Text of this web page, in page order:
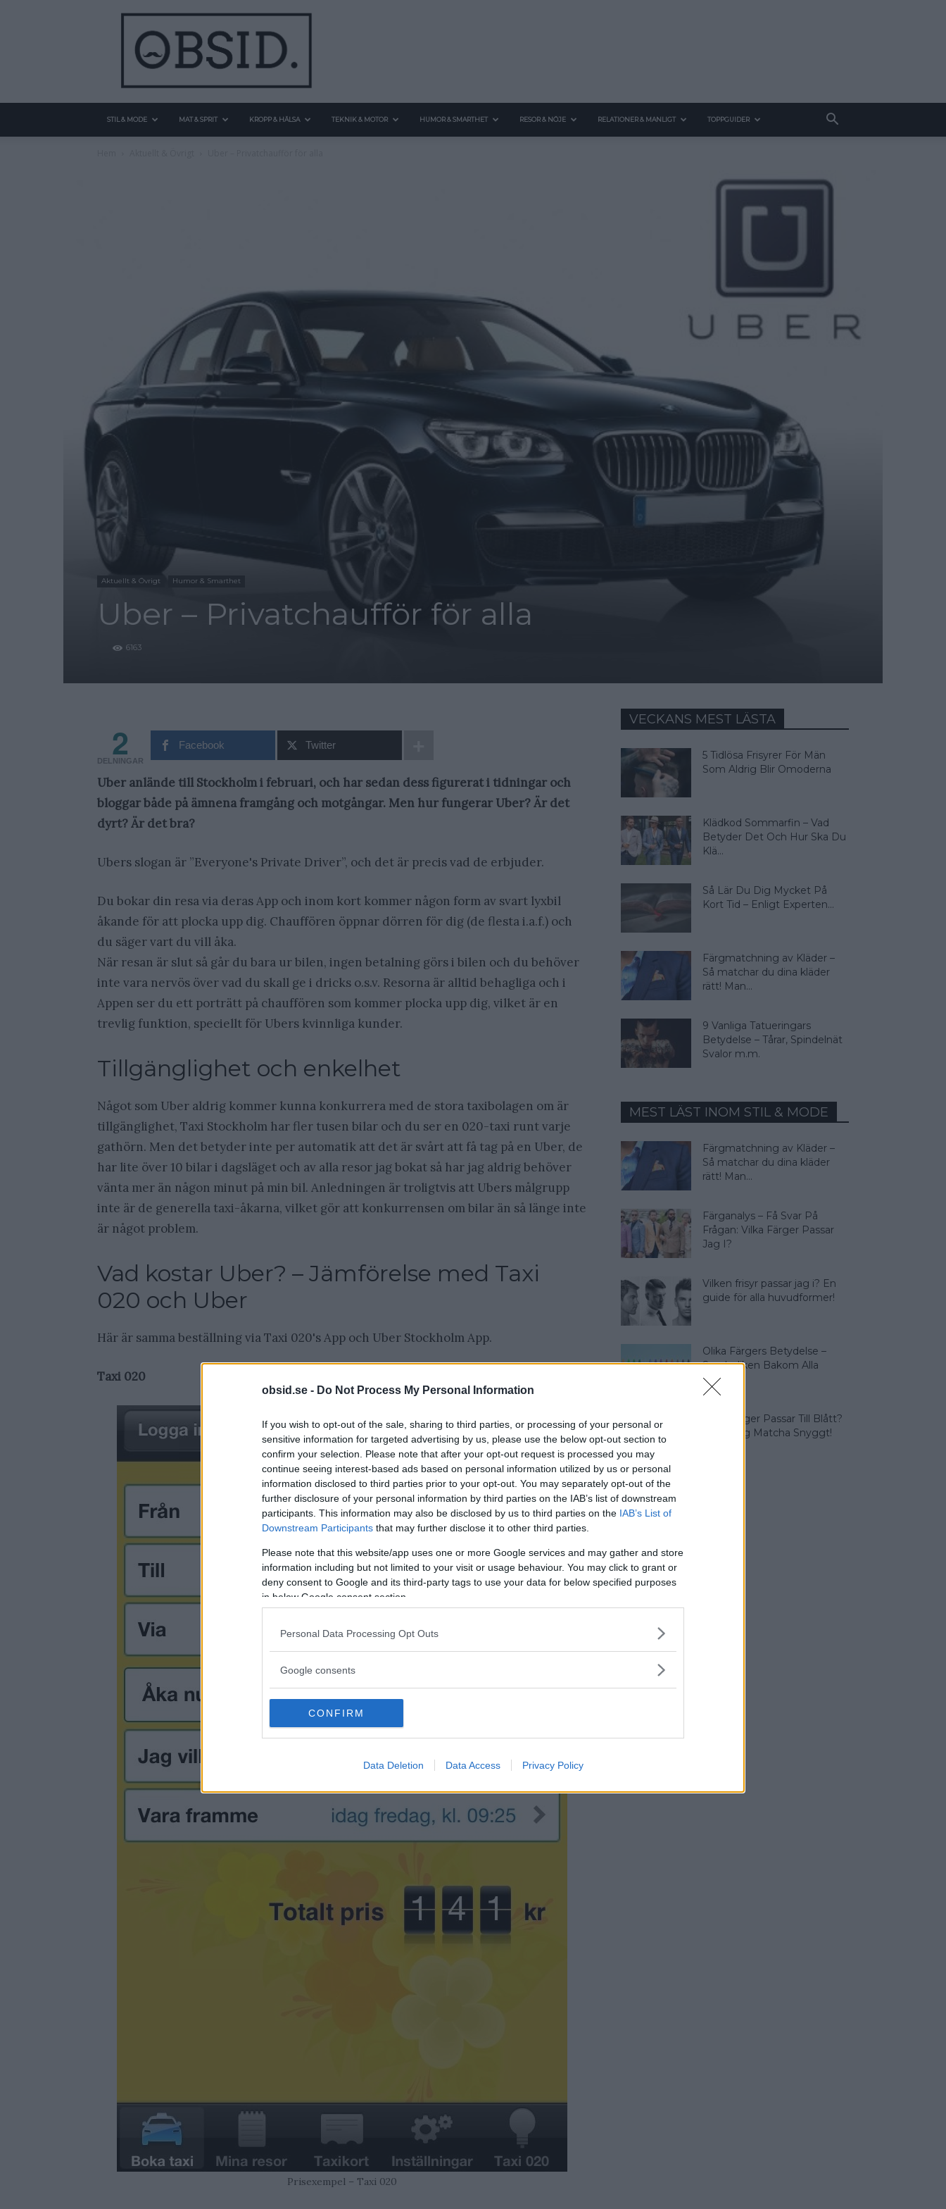
obsid.se - Do Not Process My Personal Information
If you wish to opt-out of the sale, sharing to third parties, or processing of your personal or
sensitive information for targeted advertising by us, please use the below opt-out section to
confirm your selection. Please note that after your opt-out request is processed you may
continue seeing interest-based ads based on personal information utilized by us or personal
information disclosed to third parties prior to your opt-out. You may separately opt-out of the
further disclosure of your personal information by third parties on the IAB’s list of downstream
participants. This information may also be disclosed by us to third parties on the IAB’s List of
Downstream Participants that may further disclose it to other third parties.
Please note that this website/app uses one or more Google services and may gather and store
information including but not limited to your visit or usage behaviour. You may click to grant or
deny consent to Google and its third-party tags to use your data for below specified purposes
in below Google consent section.
Personal Data Processing Opt Outs
Google consents
CONFIRM
Data Deletion Data Access Privacy Policy
STIL & MODE MAT & SPRIT KROPP & HÄLSA TEKNIK & MOTOR HUMOR & SMARTHET RESOR & NÖJE RELATIONER & MANLIGT TOPPGUIDER
Aktuellt & Övrigt Humor & Smarthet
Uber – Privatchaufför för alla
6163
2
DELNINGAR
Facebook Twitter
Uber anlände till Stockholm i februari, och har sedan dess figurerat i tidningar och
bloggar både på ämnena framgång och motgångar. Men hur fungerar Uber? Är det
dyrt? Är det bra?
Ubers slogan är ”Everyone's Private Driver”, och det är precis vad de erbjuder.
Du bokar din resa via deras App och inom kort kommer någon form av svart lyxbil
åkande för att plocka upp dig. Chauffören öppnar dörren för dig (de flesta i.a.f.) och
du säger vart du vill åka.
När resan är slut så går du bara ur bilen, ingen betalning görs i bilen och du behöver
inte vara nervös över vad du skall ge i dricks o.s.v. Resorna är alltid behagliga och i
Appen ser du ett porträtt på chauffören som kommer plocka upp dig, vilket är en
trevlig funktion, speciellt för Ubers kvinnliga kunder.
Tillgänglighet och enkelhet
Något som Uber aldrig kommer kunna konkurrera med de stora taxibolagen om är
tillgänglighet, Taxi Stockholm har fler tusen bilar och du ser en 020-taxi runt varje
gathörn. Men det betyder inte per automatik att det är svårt att få tag på en Uber, de
har lite över 10 bilar i dagsläget och av alla resor jag bokat så har jag aldrig behöver
vänta mer än någon minut på min bil. Anledningen är troligtvis att Ubers målgrupp
inte är de generella taxi-åkarna, vilket gör att konkurrensen om bilar än så länge inte
är något problem.
Vad kostar Uber? – Jämförelse med Taxi
020 och Uber
Här är samma beställning via Taxi 020's App och Uber Stockholm App.
Taxi 020
Prisexempel – Taxi 020
VECKANS MEST LÄSTA
5 Tidlösa Frisyrer För Män
Som Aldrig Blir Omoderna
Klädkod Sommarfin – Vad
Betyder Det Och Hur Ska Du
Klä...
Så Lär Du Dig Mycket På
Kort Tid – Enligt Experten...
Färgmatchning av Kläder –
Så matchar du dina kläder
rätt! Man...
9 Vanliga Tatueringars
Betydelse – Tårar, Spindelnät
Svalor m.m.
MEST LÄST INOM STIL & MODE
Färgmatchning av Kläder –
Så matchar du dina kläder
rätt! Man...
Färganalys – Få Svar På
Frågan: Vilka Färger Passar
Jag I?
Vilken frisyr passar jag i? En
guide för alla huvudformer!
Olika Färgers Betydelse –
Symboliken Bakom Alla
Färger
Vilka Färger Passar Till Blått?
Vi Lär Dig Matcha Snyggt!